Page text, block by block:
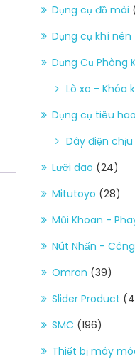
Dụng cụ đồ mài
Dụng cụ khí nén
Dụng Cụ Phòng
Lò xo - Khóa
Dụng cụ tiêu hao
Dây điện
Lưỡi dao (24)
Mitutoyo (28)
Mũi Khoan -
Nút Nhấn -
Omron (39)
Slider Product
SMC (196)
Thiết bị máy